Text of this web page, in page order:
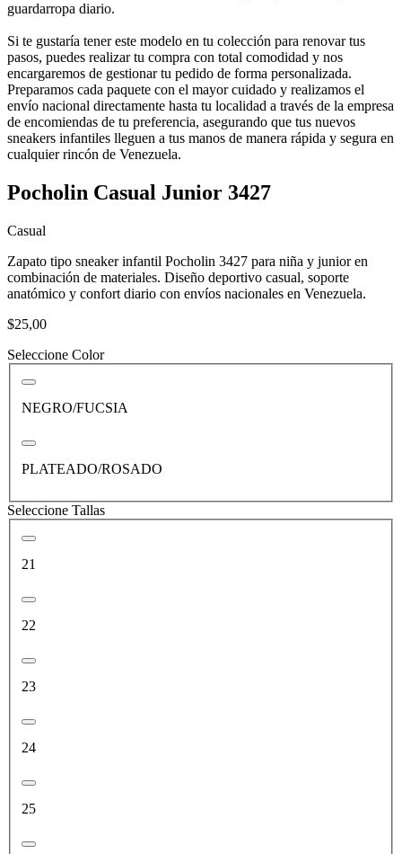
guardarropa diario.
Si te gustaría tener este modelo en tu colección para renovar tus
pasos, puedes realizar tu compra con total comodidad y nos
encargaremos de gestionar tu pedido de forma personalizada.
Preparamos cada paquete con el mayor cuidado y realizamos el
envío nacional directamente hasta tu localidad a través de la empresa
de encomiendas de tu preferencia, asegurando que tus nuevos
sneakers infantiles lleguen a tus manos de manera rápida y segura en
cualquier rincón de Venezuela.
Pocholin Casual Junior 3427
Casual
Zapato tipo sneaker infantil Pocholin 3427 para niña y junior en
combinación de materiales. Diseño deportivo casual, soporte
anatómico y confort diario con envíos nacionales en Venezuela.
$25,00
Seleccione Color
NEGRO/FUCSIA
PLATEADO/ROSADO
Seleccione Tallas
21
22
23
24
25